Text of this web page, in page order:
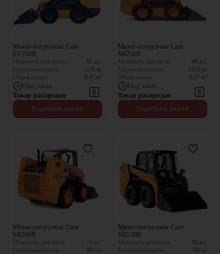
Мини-погрузчик Case
SV250B
Мощность двигателя: 82 л.с.
Грузоподъемность:
1135 кг
Объем ковша:
0.47 м³
Под заказ
Товар распродан
Подобрать аналог
Мини-погрузчик Case
SR250B
Мощность двигателя: 90 л.с.
Грузоподъемность:
1135 кг
Объем ковша:
0.47 м³
Под заказ
Товар распродан
Подобрать аналог
Мини-погрузчик Case
SR200B
Мощность двигателя: 74 л.с.
Грузоподъемность:
905 кг
Мини-погрузчик Case
SR130B
Мощность двигателя: 49 л.с.
Грузоподъемность:
590 кг